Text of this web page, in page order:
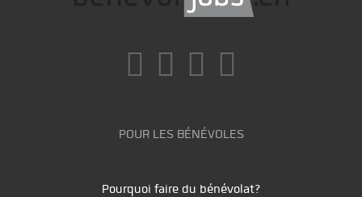
POUR LES BÉNÉVOLES
Pourquoi faire du bénévolat?